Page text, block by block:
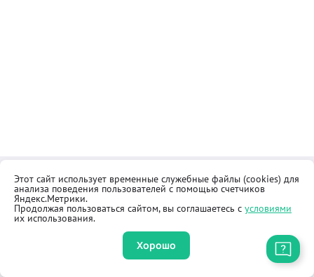
Контакты
Как купить
Общественная приёмная
Реквизиты
Оферта
Правила продажи товаров
Этот сайт использует временные служебные файлы (cookies) для
анализа поведения пользователей с помощью счетчиков
Яндекс.Метрики.
Продолжая пользоваться сайтом, вы соглашаетесь с условиями
их использования.
Хорошо